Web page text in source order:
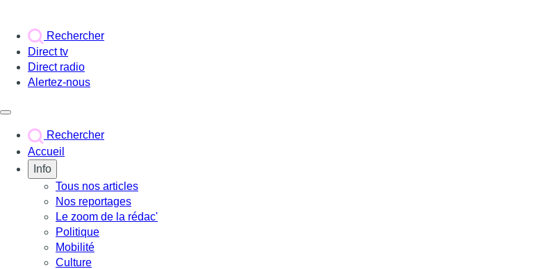
Rechercher
Direct tv
Direct radio
Alertez-nous
Rechercher
Accueil
Info
Tous nos articles
Nos reportages
Le zoom de la rédac'
Politique
Mobilité
Culture